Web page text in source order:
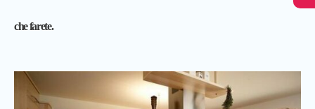
che farete.